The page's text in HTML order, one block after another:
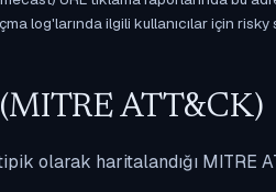
log'larında ilgili kullanıcılar için
ATT&CK)
olarak haritalandığı MITRE